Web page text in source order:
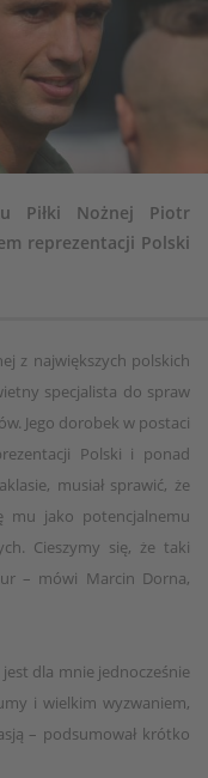
Piłki Nożnej Piotr
reprezentacji Polski
z największych polskich
specjalista do spraw
Jego dorobek w postaci
Polski i ponad
musiał sprawić, że
mu jako potencjalnemu
Cieszymy się, że taki
– mówi Marcin Dorna,
dla mnie jednocześnie
i wielkim wyzwaniem,
– podsumował krótko